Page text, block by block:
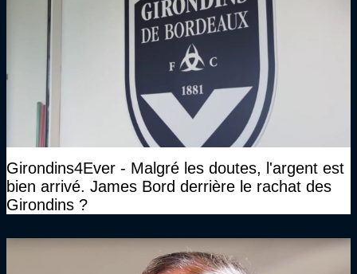
Girondins4Ever - Malgré les doutes, l'argent est
bien arrivé. James Bord derrière le rachat des
Girondins ?